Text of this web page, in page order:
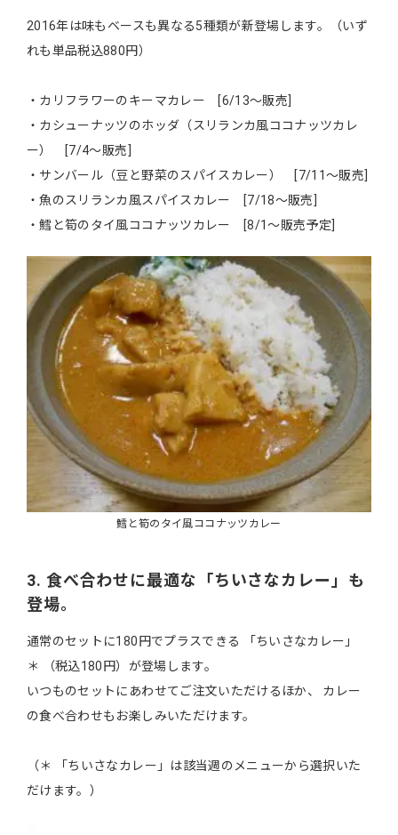
2016年は味もベースも異なる5種類が新登場します。（いず
れも単品税込880円）
・カリフラワーのキーマカレー [6/13～販売]
・カシューナッツのホッダ（スリランカ風ココナッツカレ
ー） [7/4～販売]
・サンバール（豆と野菜のスパイスカレー） [7/11～販売]
・魚のスリランカ風スパイスカレー [7/18～販売]
・鱈と筍のタイ風ココナッツカレー [8/1～販売予定]
鱈と筍のタイ風ココナッツカレー
3. 食べ合わせに最適な「ちいさなカレー」も
登場。
通常のセットに180円でプラスできる 「ちいさなカレー」
＊ （税込180円）が登場します。
いつものセットにあわせてご注文いただけるほか、 カレー
の食べ合わせもお楽しみいただけます。
（＊ 「ちいさなカレー」は該当週のメニューから選択いた
だけます。）